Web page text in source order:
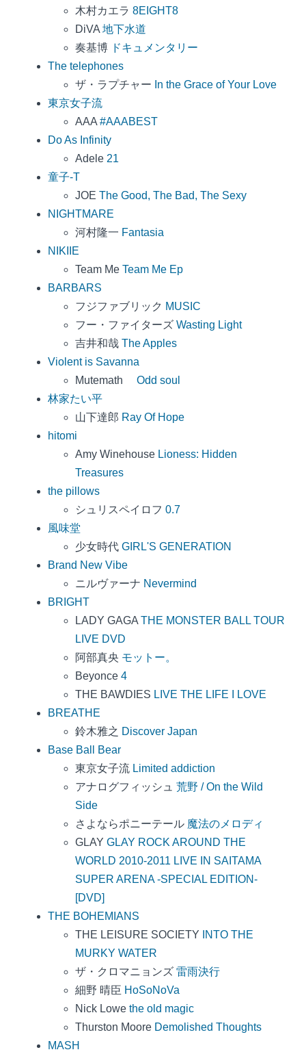
木村カエラ 8EIGHT8
DiVA 地下水道
奏基博 ドキュメンタリー
The telephones
ザ・ラプチャー In the Grace of Your Love
東京女子流
AAA #AAABEST
Do As Infinity
Adele 21
童子-T
JOE The Good, The Bad, The Sexy
NIGHTMARE
河村隆一 Fantasia
NIKIIE
Team Me Team Me Ep
BARBARS
フジファブリック MUSIC
フー・ファイターズ Wasting Light
吉井和哉 The Apples
Violent is Savanna
Mutemath Odd soul
林家たい平
山下達郎 Ray Of Hope
hitomi
Amy Winehouse Lioness: Hidden
Treasures
the pillows
シュリスペイロフ 0.7
風味堂
少女時代 GIRL'S GENERATION
Brand New Vibe
ニルヴァーナ Nevermind
BRIGHT
LADY GAGA THE MONSTER BALL TOUR
LIVE DVD
阿部真央 モットー。
Beyonce 4
THE BAWDIES LIVE THE LIFE I LOVE
BREATHE
鈴木雅之 Discover Japan
Base Ball Bear
東京女子流 Limited addiction
アナログフィッシュ 荒野 / On the Wild
Side
さよならポニーテール 魔法のメロディ
GLAY GLAY ROCK AROUND THE
WORLD 2010-2011 LIVE IN SAITAMA
SUPER ARENA -SPECIAL EDITION-
[DVD]
THE BOHEMIANS
THE LEISURE SOCIETY
INTO THE
MURKY WATER
ザ・クロマニョンズ 雷雨決行
細野 晴臣 HoSoNoVa
Nick Lowe the old magic
Thurston Moore Demolished Thoughts
MASH